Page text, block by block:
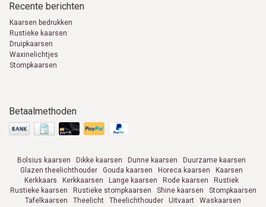
Recente berichten
Kaarsen bedrukken
Rustieke kaarsen
Druipkaarsen
Waxinelichtjes
Stompkaarsen
Betaalmethoden
Bolsius kaarsen Dikke kaarsen Dunne kaarsen
Duurzame kaarsen
Glazen theelichthouder
Gouda kaarsen Horeca kaarsen
Kaarsen
Kerkkaars
Kerkkaarsen Lange kaarsen Rode kaarsen
Rustiek
Rustieke kaarsen
Rustieke stompkaarsen Shine kaarsen
Stompkaarsen
Tafelkaarsen
Theelicht Theelichthouder Uitvaart
Waskaarsen